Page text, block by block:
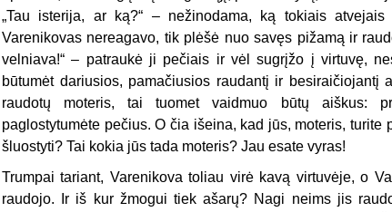
„Tau isterija, ar ką?“ – nežinodama, ką tokiais
Varenikovas nereagavo, tik plėšė nuo savęs pižamą ir
velniava!“ – patraukė ji pečiais ir vėl sugrįžo į virtuvę,
būtumėt dariusios, pamačiusios raudantį ir
raudotų moteris, tai tuomet vaidmuo būtų aiškus:
paglostytumėte pečius. O čia išeina, kad jūs, moteris,
šluostyti? Tai kokia jūs tada moteris? Jau esate vyras!
Trumpai tariant, Varenikova toliau virė kavą virtuvėje, o
raudojo. Ir iš kur žmogui tiek ašarų? Nagi neims jis